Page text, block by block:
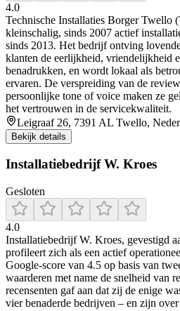
4.0
Technische Installaties Borger Twello
kleinschalig, sinds 2007 actief
sinds 2013. Het bedrijf ontving
klanten de eerlijkheid, vriendelijkheid
benadrukken, en wordt lokaal als
ervaren. De verspreiding van de
persoonlijke tone of voice maken ze
het vertrouwen in de servicekwaliteit.
Leigraaf 26, 7391 AL Twello,
Bekijk details
Installatiebedrijf W. Kroes
Gesloten
4.0
Installatiebedrijf W. Kroes, gevestigd
profileert zich als een actief
Google-score van 4.5 op basis van
waarderen met name de snelheid van
recensenten gaf aan dat zij de enige
vier benaderde bedrijven – en zijn